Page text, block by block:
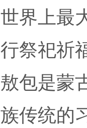
世界上最
行祭祀祈
敖包是蒙
族传统的